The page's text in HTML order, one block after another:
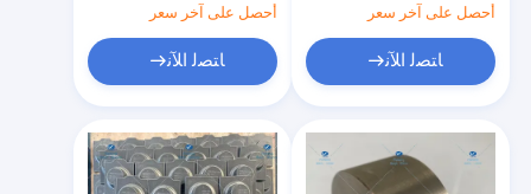
أحصل على آخر سعر
ﺎﺘﺼﻟ ﺍﻶﻧ
أحصل على آخر سعر
ﺎﺘﺼﻟ ﺍﻶﻧ